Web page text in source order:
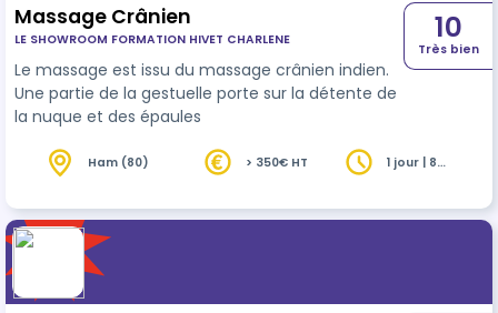
Massage Crânien
LE SHOWROOM FORMATION HIVET CHARLENE
Le massage est issu du massage crânien indien.
Une partie de la gestuelle porte sur la détente de
la nuque et des épaules
10
Très bien
Ham (80) > 350€ HT
1 jour | 8